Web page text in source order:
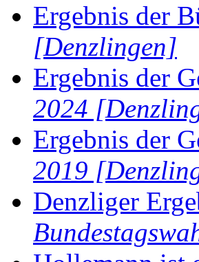
Ergebnis der
[Denzlingen]
Ergebnis der
2024
Ergebnis der
2019
Denzliger